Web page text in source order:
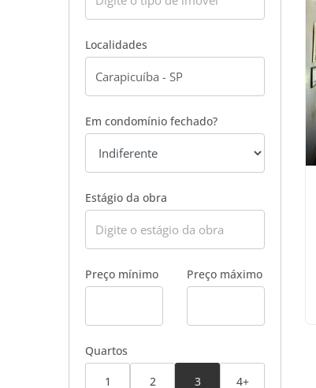
Localidades
Em condomínio fechado?
Estágio da obra
Preço mínimo Preço máximo
Quartos
1 2 3 4+